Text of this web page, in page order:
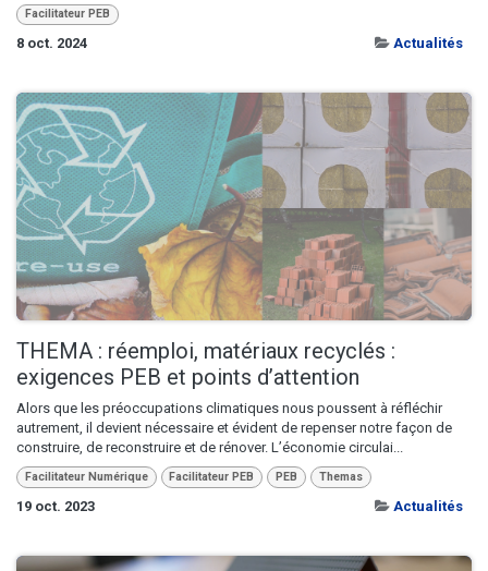
Facilitateur PEB
8 oct. 2024 Actualités
THEMA : réemploi, matériaux recyclés :
exigences PEB et points d’attention
Alors que les préoccupations climatiques nous poussent à réfléchir
autrement, il devient nécessaire et évident de repenser notre façon de
construire, de reconstruire et de rénover. L’économie circulai...
Facilitateur Numérique Facilitateur PEB PEB Themas
19 oct. 2023 Actualités